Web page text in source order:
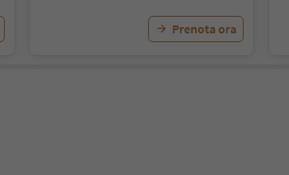
Prenota ora